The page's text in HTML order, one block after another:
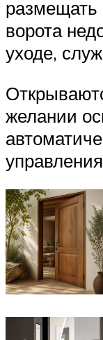
размещать
ворота
уходе,
желании